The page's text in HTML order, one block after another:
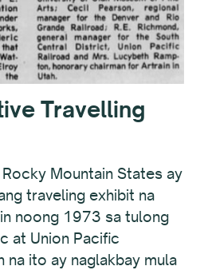
Travelling
Mountain States ay
traveling exhibit na
noong 1973 sa tulong
at Union Pacific
na ito ay naglakbay mula